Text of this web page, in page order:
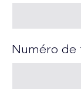
Numéro de